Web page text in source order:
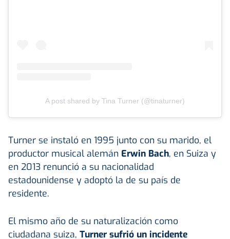
A post shared by Tina Turner (@tinaturner)
Turner se instaló en 1995 junto con su marido, el
productor musical alemán Erwin Bach, en Suiza y
en 2013 renunció a su nacionalidad
estadounidense y adoptó la de su país de
residente.
El mismo año de su naturalización como
ciudadana suiza, Turner sufrió un incidente